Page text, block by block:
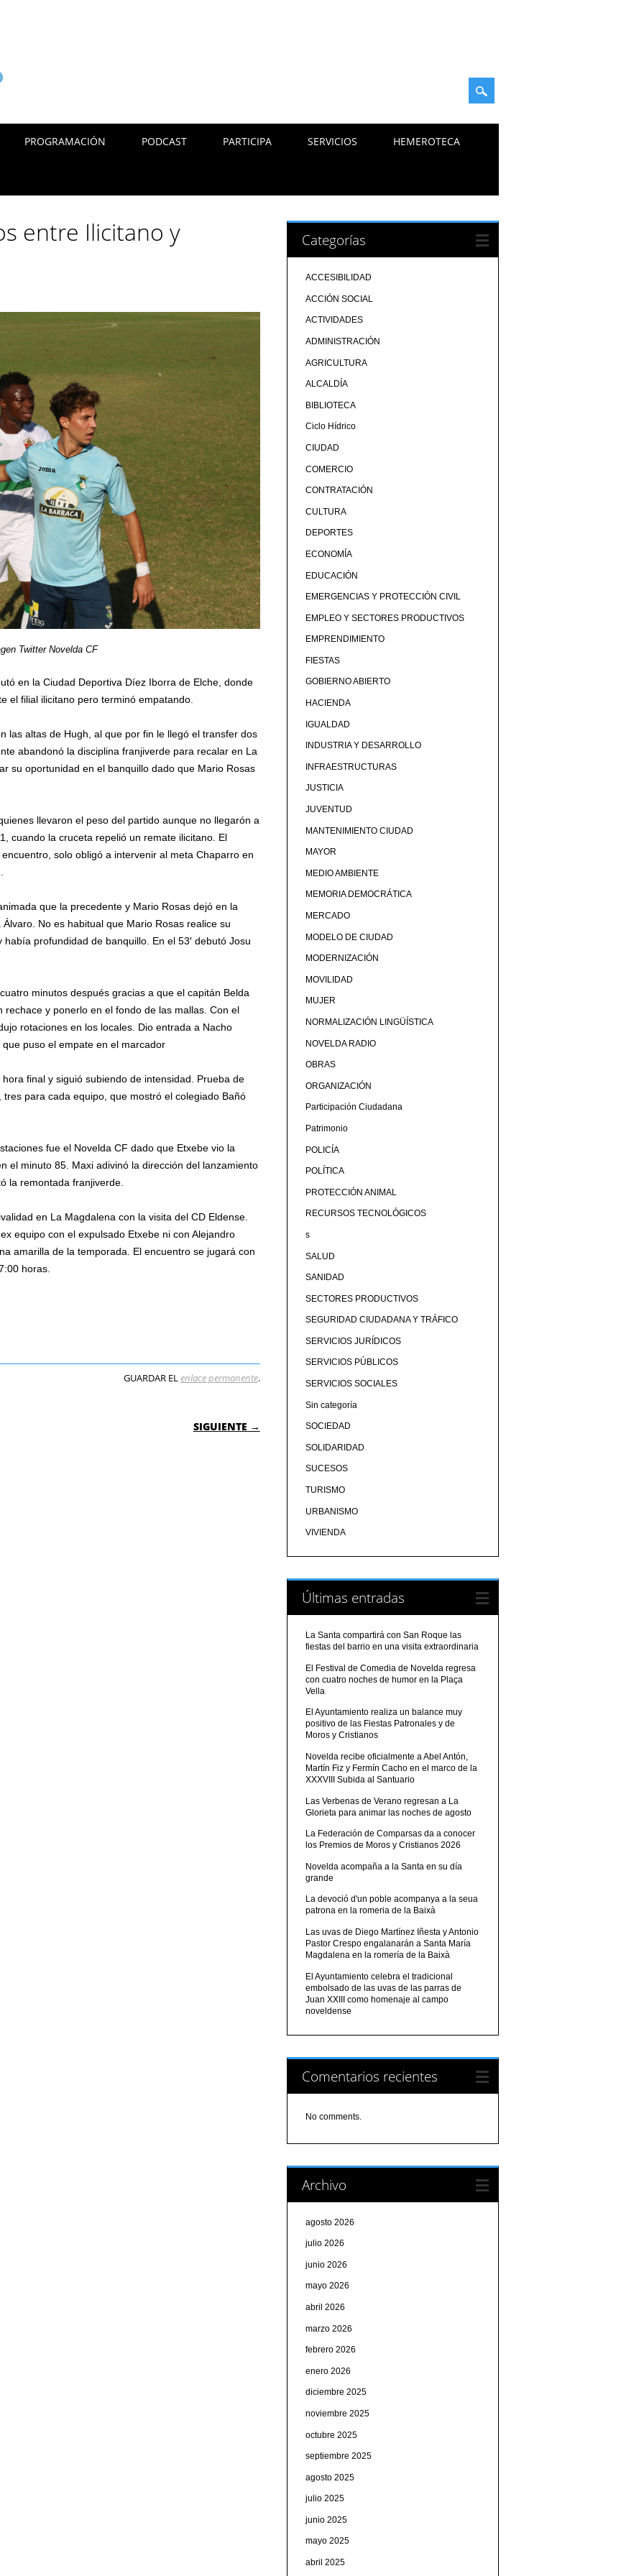
PROGRAMACIÓN PODCAST PARTICIPA SERVICIOS HEMEROTECA
entre Ilicitano y
Twitter Novelda CF
en la Ciudad Deportiva Díez Iborra de Elche, donde
el filial ilicitano pero terminó empatando.
las altas de Hugh, al que por fin le llegó el transfer dos
abandonó la disciplina franjiverde para recalar en La
su oportunidad en el banquillo dado que Mario Rosas
llevaron el peso del partido aunque no llegarón a
cuando la cruceta repelió un remate ilicitano. El
solo obligó a intervenir al meta Chaparro en
que la precedente y Mario Rosas dejó en la
No es habitual que Mario Rosas realice su
profundidad de banquillo. En el 53′ debutó Josu
minutos después gracias a que el capitán Belda
y ponerlo en el fondo de las mallas. Con el
rotaciones en los locales. Dio entrada a Nacho
puso el empate en el marcador
final y siguió subiendo de intensidad. Prueba de
para cada equipo, que mostró el colegiado Bañó
fue el Novelda CF dado que Etxebe vio la
el minuto 85. Maxi adivinó la dirección del lanzamiento
la remontada franjiverde.
en La Magdalena con la visita del CD Eldense.
equipo con el expulsado Etxebe ni con Alejandro
amarilla de la temporada. El encuentro se jugará con
horas.
GUARDAR ELenlace permanente.
SIGUIENTE →
Categorías
ACCESIBILIDAD
ACCIÓN SOCIAL
ACTIVIDADES
ADMINISTRACIÓN
AGRICULTURA
ALCALDÍA
BIBLIOTECA
Ciclo Hídrico
CIUDAD
COMERCIO
CONTRATACIÓN
CULTURA
DEPORTES
ECONOMÍA
EDUCACIÓN
EMERGENCIAS Y PROTECCIÓN CIVIL
EMPLEO Y SECTORES PRODUCTIVOS
EMPRENDIMIENTO
FIESTAS
GOBIERNO ABIERTO
HACIENDA
IGUALDAD
INDUSTRIA Y DESARROLLO
INFRAESTRUCTURAS
JUSTICIA
JUVENTUD
MANTENIMIENTO CIUDAD
MAYOR
MEDIO AMBIENTE
MEMORIA DEMOCRÁTICA
MERCADO
MODELO DE CIUDAD
MODERNIZACIÓN
MOVILIDAD
MUJER
NORMALIZACIÓN LINGÜÍSTICA
NOVELDA RADIO
OBRAS
ORGANIZACIÓN
Participación Ciudadana
Patrimonio
POLICÍA
POLÍTICA
PROTECCIÓN ANIMAL
RECURSOS TECNOLÓGICOS
s
SALUD
SANIDAD
SECTORES PRODUCTIVOS
SEGURIDAD CIUDADANA Y TRÁFICO
SERVICIOS JURÍDICOS
SERVICIOS PÚBLICOS
SERVICIOS SOCIALES
Sin categoría
SOCIEDAD
SOLIDARIDAD
SUCESOS
TURISMO
URBANISMO
VIVIENDA
Últimas entradas
La Santa compartirá con San Roque las
fiestas del barrio en una visita extraordinaria
El Festival de Comedia de Novelda regresa
con cuatro noches de humor en la Plaça
Vella
El Ayuntamiento realiza un balance muy
positivo de las Fiestas Patronales y de
Moros y Cristianos
Novelda recibe oficialmente a Abel Antón,
Martín Fiz y Fermín Cacho en el marco de la
XXXVIII Subida al Santuario
Las Verbenas de Verano regresan a La
Glorieta para animar las noches de agosto
La Federación de Comparsas da a conocer
los Premios de Moros y Cristianos 2026
Novelda acompaña a la Santa en su día
grande
La devoció d'un poble acompanya a la seua
patrona en la romeria de la Baixà
Las uvas de Diego Martínez Iñesta y Antonio
Pastor Crespo engalanarán a Santa María
Magdalena en la romería de la Baixà
El Ayuntamiento celebra el tradicional
embolsado de las uvas de las parras de
Juan XXIII como homenaje al campo
noveldense
Comentarios recientes
No comments.
Archivo
agosto 2026
julio 2026
junio 2026
mayo 2026
abril 2026
marzo 2026
febrero 2026
enero 2026
diciembre 2025
noviembre 2025
octubre 2025
septiembre 2025
agosto 2025
julio 2025
junio 2025
mayo 2025
abril 2025